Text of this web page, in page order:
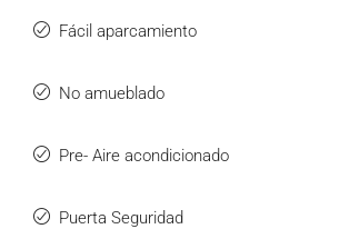
Fácil aparcamiento
No amueblado
Pre- Aire acondicionado
Puerta Seguridad